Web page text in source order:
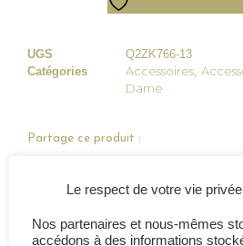
UGS
Q2ZK766-13
Catégories
Accessoires,
Dame
Partage ce produit :
Description Avis (0)
Le respect de votre vie
Nos partenaires et nous-mêmes
accédons à des informations